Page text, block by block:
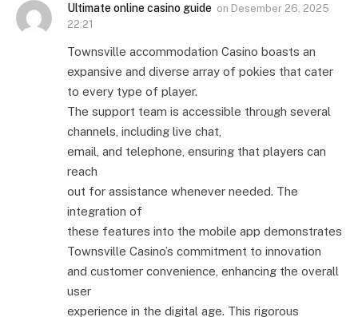
Ultimate online casino guide on Desember 26, 2025
22:21
Townsville accommodation Casino boasts an
expansive and diverse array of pokies that cater
to every type of player.
The support team is accessible through several
channels, including live chat,
email, and telephone, ensuring that players can
reach
out for assistance whenever needed. The
integration of
these features into the mobile app demonstrates
Townsville Casino’s commitment to innovation
and customer convenience, enhancing the overall
user
experience in the digital age. This rigorous